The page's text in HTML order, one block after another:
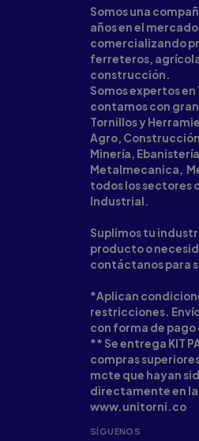
Somos una
años en el
comercializando
ferreteros,
construcción.
Somos expertos
contamos con
Tornillos y
Agro,
Minería,
Metalmecanica,
todos los sectores
Industrial.
Suplimos tu
producto o
contáctanos para
*Aplican
restricciones.
con forma de
** Se entrega KIT
compras
mcte que hayan
directamente en
www.unitorni.co
SÍGUENOS